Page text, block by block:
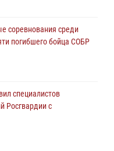
соревнования среди
погибшего бойца СОБР
специалистов
Росгвардии с